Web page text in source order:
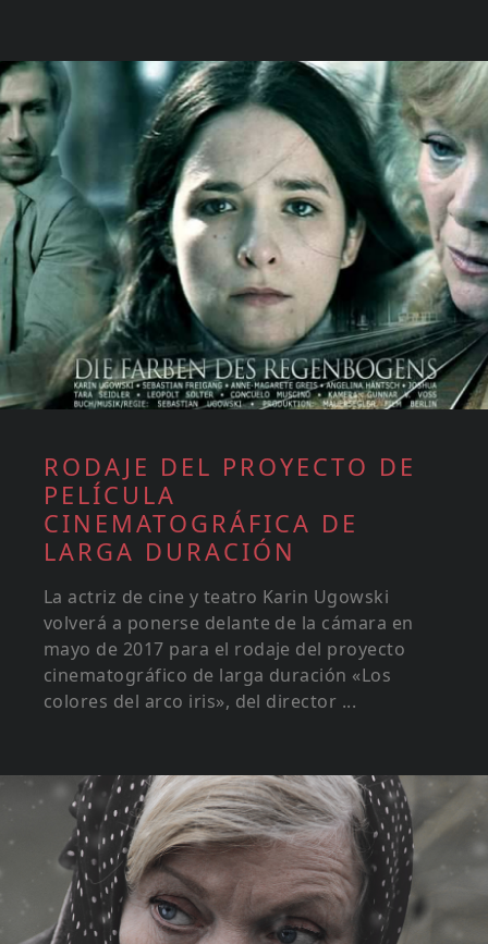
RODAJE DEL PROYECTO DE
PELÍCULA
CINEMATOGRÁFICA DE
LARGA DURACIÓN
La actriz de cine y teatro Karin Ugowski
volverá a ponerse delante de la cámara en
mayo de 2017 para el rodaje del proyecto
cinematográfico de larga duración «Los
colores del arco iris», del director ...